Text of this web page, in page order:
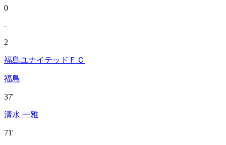
0
-
2
福島ユナイテッドＦＣ
福島
37'
清水 一雅
71'